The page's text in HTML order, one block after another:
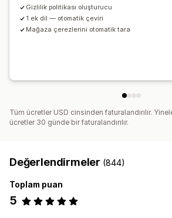
Gizlilik politikası oluşturucu
1 ek dil — otomatik çeviri
Mağaza çerezlerini otomatik tara
Tüm ücretler USD cinsinden faturalandırılır.
ücretler 30 günde bir faturalandırılır.
Değerlendirmeler (844)
Toplam puan
5